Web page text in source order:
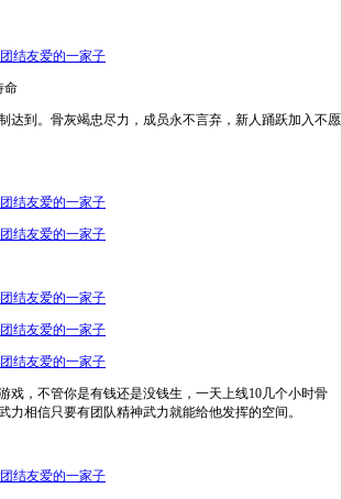
到。骨灰竭忠尽力，成员永不言弃，新人踊跃加入不愿
，不管你是有钱还是没钱生，一天上线10几个小时骨
相信只要有团队精神武力就能给他发挥的空间。